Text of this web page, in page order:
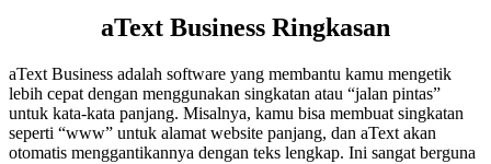
aText Business Ringkasan
aText Business adalah software yang membantu kamu mengetik
lebih cepat dengan menggunakan singkatan atau “jalan pintas”
untuk kata-kata panjang. Misalnya, kamu bisa membuat singkatan
seperti “www” untuk alamat website panjang, dan aText akan
otomatis menggantikannya dengan teks lengkap. Ini sangat berguna